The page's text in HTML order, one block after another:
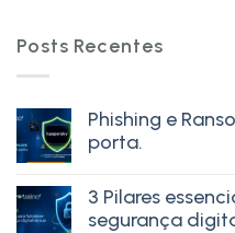
Posts Recentes
Phishing e
porta.
3 Pilares
segurança